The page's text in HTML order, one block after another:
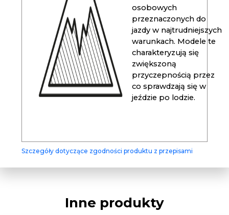
osobowych
przeznaczonych do
jazdy w najtrudniejszych
warunkach. Modele te
charakteryzują się
zwiększoną
przyczepnością przez
co sprawdzają się w
jeździe po lodzie.
Szczegóły dotyczące zgodności produktu z przepisami
Inne produkty